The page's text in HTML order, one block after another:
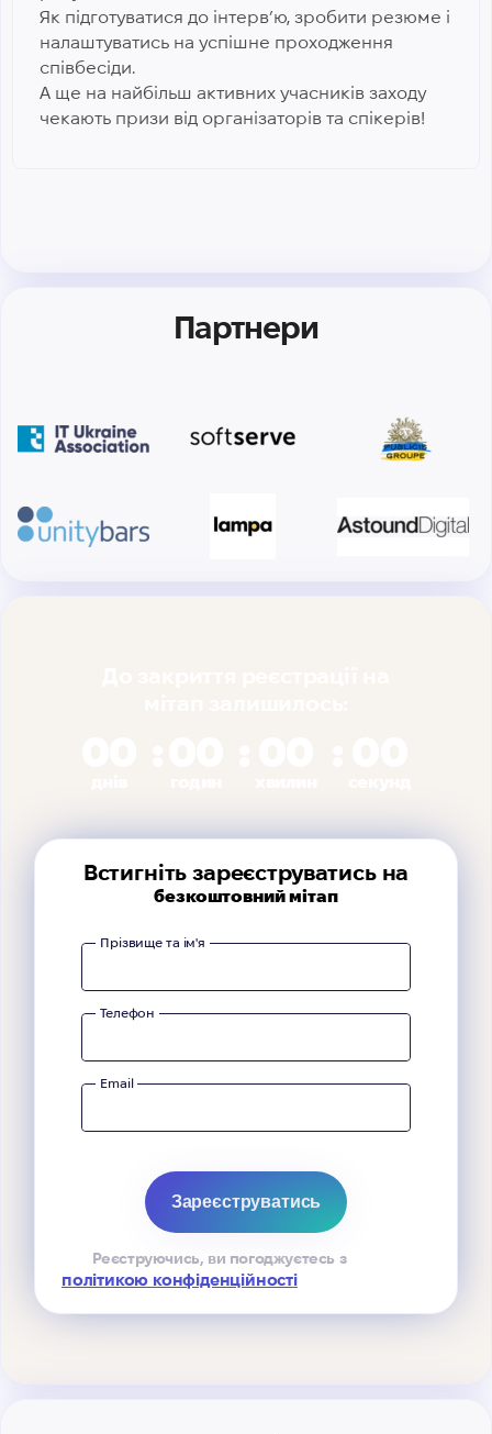
Як підготуватися до інтерв’ю, зробити резюме і
налаштуватись на успішне проходження
співбесіди.
А ще на найбільш активних учасників заходу
чекають призи від організаторів та спікерів!
Партнери
Встигніть зареєструватись на
безкоштовний мітап
Прізвище та ім'я
Телефон
Email
Реєструючись, ви погоджуєтесь з
політикою конфіденційності